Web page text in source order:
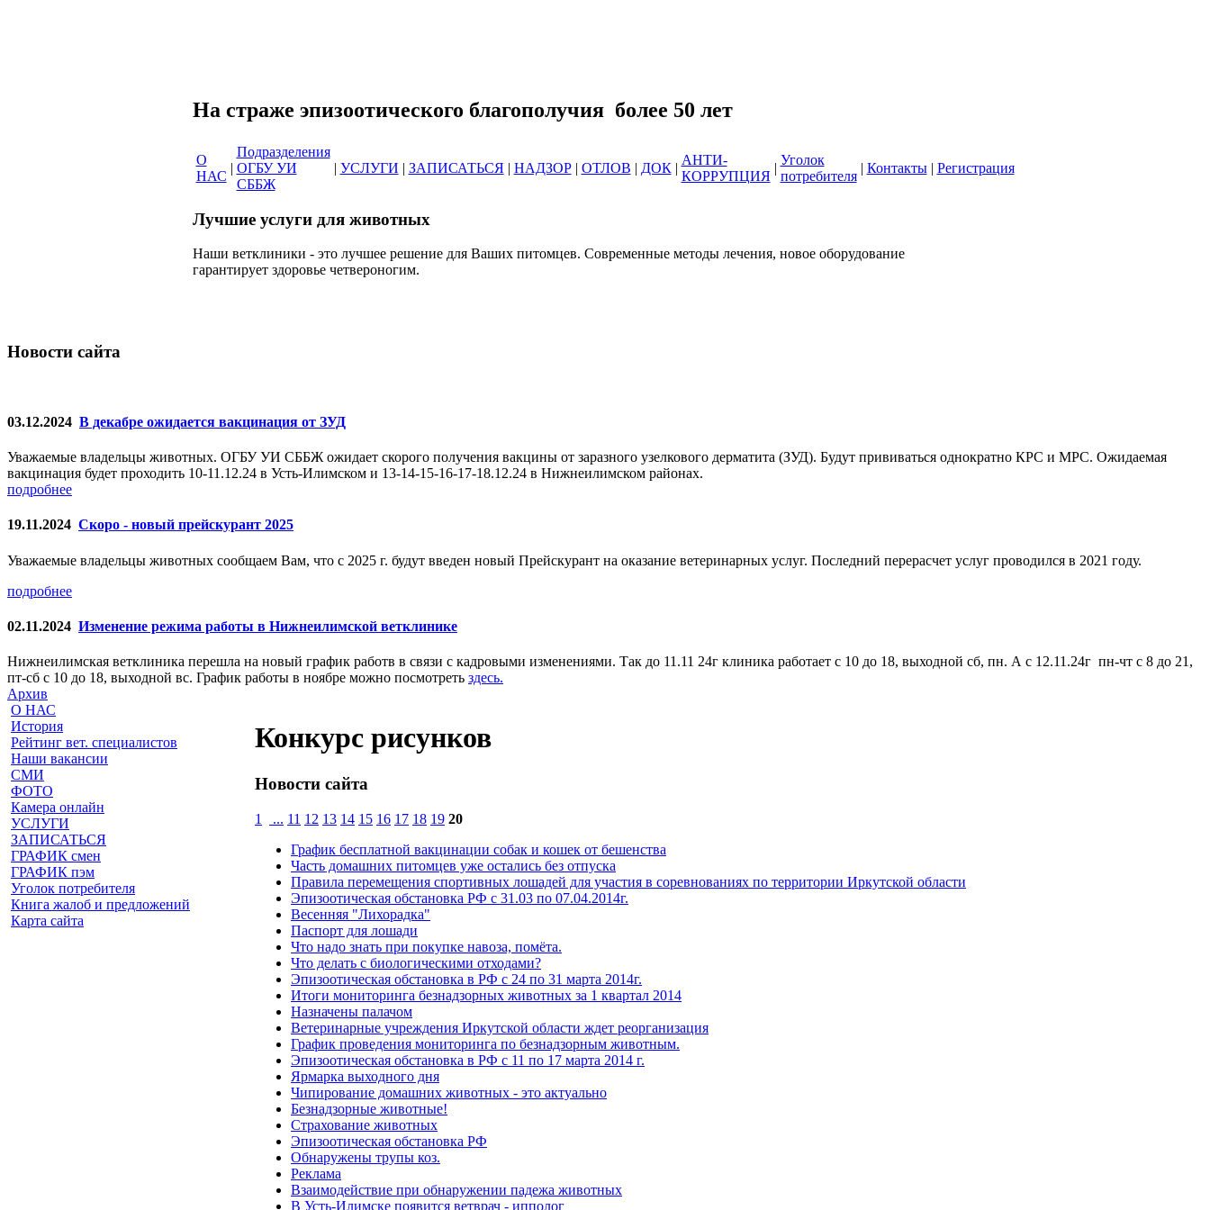
На страже эпизоотического благополучия более 50 лет
О
НАС
|
Подразделения
ОГБУ УИ
СББЖ
| УСЛУГИ | ЗАПИСАТЬСЯ | НАДЗОР | ОТЛОВ | ДОК |
АНТИ-
КОРРУПЦИЯ
|
Уголок
потребителя
| Контакты | Регистрация
Лучшие услуги для животных
Наши ветклиники - это лучшее решение для Ваших питомцев. Современные методы лечения, новое оборудование
гарантирует здоровье четвероногим.
Новости сайта
03.12.2024 В декабре ожидается вакцинация от ЗУД
Уважаемые владельцы животных. ОГБУ УИ СББЖ ожидает скорого получения вакцины от заразного узелкового дерматита (ЗУД). Будут прививаться однократно КРС и МРС. Ожидаемая
вакцинация будет проходить 10-11.12.24 в Усть-Илимском и 13-14-15-16-17-18.12.24 в Нижнеилимском районах.
подробнее
19.11.2024 Скоро - новый прейскурант 2025
Уважаемые владельцы животных сообщаем Вам, что с 2025 г. будут введен новый Прейскурант на оказание ветеринарных услуг. Последний перерасчет услуг проводился в 2021 году.
подробнее
02.11.2024 Изменение режима работы в Нижнеилимской ветклинике
Нижнеилимская ветклиника перешла на новый график работв в связи с кадровыми изменениями. Так до 11.11 24г клиника работает с 10 до 18, выходной сб, пн. А с 12.11.24г пн-чт с 8 до 21,
пт-сб с 10 до 18, выходной вс. График работы в ноябре можно посмотреть здесь.
Архив
О НАС
История
Рейтинг вет. специалистов
Наши вакансии
СМИ
ФОТО
Камера онлайн
УСЛУГИ
ЗАПИСАТЬСЯ
ГРАФИК смен
ГРАФИК пэм
Уголок потребителя
Книга жалоб и предложений
Карта сайта
Конкурс рисунков
Новости сайта
1 ... 11 12 13 14 15 16 17 18 19 20
График бесплатной вакцинации собак и кошек от бешенства
Часть домашних питомцев уже остались без отпуска
Правила перемещения спортивных лошадей для участия в соревнованиях по территории Иркутской области
Эпизоотическая обстановка РФ с 31.03 по 07.04.2014г.
Весенняя "Лихорадка"
Паспорт для лошади
Что надо знать при покупке навоза, помёта.
Что делать с биологическими отходами?
Эпизоотическая обстановка в РФ с 24 по 31 марта 2014г.
Итоги мониторинга безнадзорных животных за 1 квартал 2014
Назначены палачом
Ветеринарные учреждения Иркутской области ждет реорганизация
График проведения мониторинга по безнадзорным животным.
Эпизоотическая обстановка в РФ с 11 по 17 марта 2014 г.
Ярмарка выходного дня
Чипирование домашних животных - это актуально
Безнадзорные животные!
Страхование животных
Эпизоотическая обстановка РФ
Обнаружены трупы коз.
Реклама
Взаимодействие при обнаружении падежа животных
В Усть-Илимске появится ветврач - ипполог